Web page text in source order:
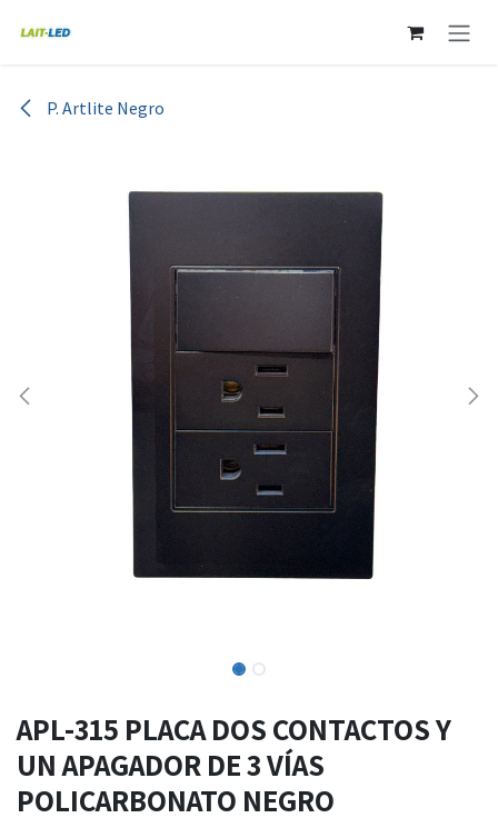
P. Artlite Negro
APL-315 PLACA DOS CONTACTOS Y
UN APAGADOR DE 3 VÍAS
POLICARBONATO NEGRO